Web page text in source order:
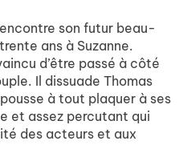
son futur beau-
ans à Suzanne.
d’être passé à côté
Il dissuade Thomas
à tout plaquer à ses
et assez percutant qui
des acteurs et aux